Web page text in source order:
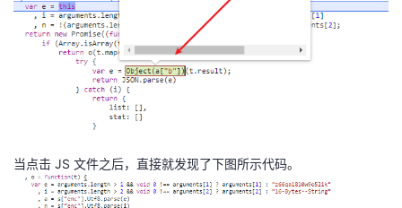
当点击 JS 文件之后，直接就发现了下图所示代码。